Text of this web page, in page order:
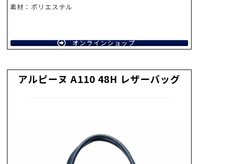
素材：ポリエステル
オンラインショップ
アルピーヌ A110 48H レザーバッグ